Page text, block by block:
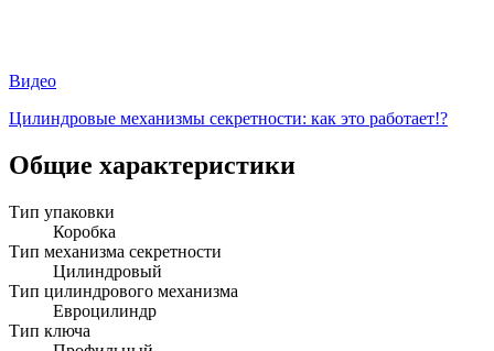
Видео
Цилиндровые механизмы секретности: как это работает!?
Общие характеристики
Тип упаковки
Коробка
Тип механизма секретности
Цилиндровый
Тип цилиндрового механизма
Евроцилиндр
Тип ключа